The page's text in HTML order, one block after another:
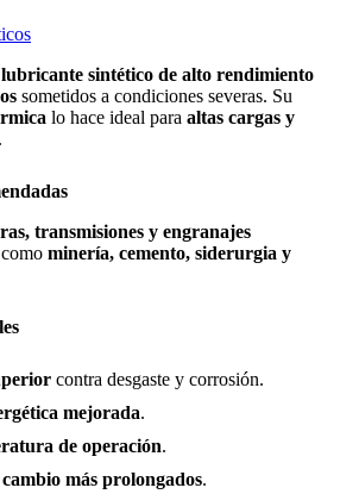
lubricante sintético de alto rendimiento
sometidos a condiciones severas. Su
lo hace ideal para altas cargas y
.
transmisiones y engranajes
minería, cemento, siderurgia y
contra desgaste y corrosión.
mejorada.
de operación.
más prolongados.